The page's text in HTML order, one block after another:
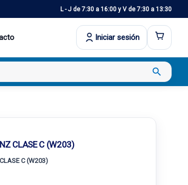
L - J de 7:30 a 16:00 y V de 7:30 a 13:30
Iniciar sesión
search
CLASE C (W203)
C (W203)